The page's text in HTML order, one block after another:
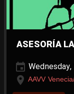
ASESORÍA
AAVV